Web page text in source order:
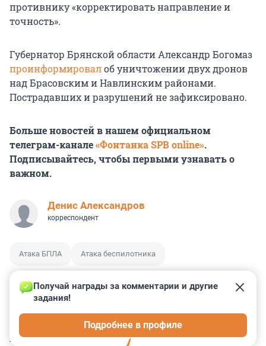
противнику «корректировать направление и
точность».
Губернатор Брянской области Александр Богомаз
проинформировалоб уничтожении двух дронов
над Брасовским и Навлинским районами.
Пострадавших и разрушений не зафиксировано.
Больше новостей в нашем официальном
телеграм-канале«Фонтанка SPB online».
Подписывайтесь, чтобы первыми узнавать о
важном.
Денис Александров
корреспондент
Атака БПЛА Атака беспилотника
КОММЕНТАРИИ 5
Получай награды за комментарии и другие
задания!
Подробнее в профиле